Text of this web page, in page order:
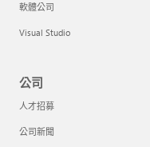
軟體公司
Visual Studio
公司
人才招募
公司新聞